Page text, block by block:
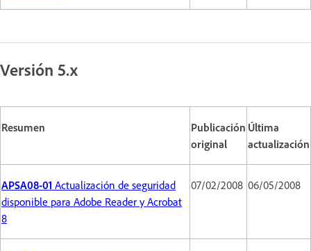
Versión 5.x
Resumen
Publicación
original
Última
actualización
APSA08-01 Actualización de seguridad
disponible para Adobe Reader y Acrobat
8
07/02/2008 06/05/2008